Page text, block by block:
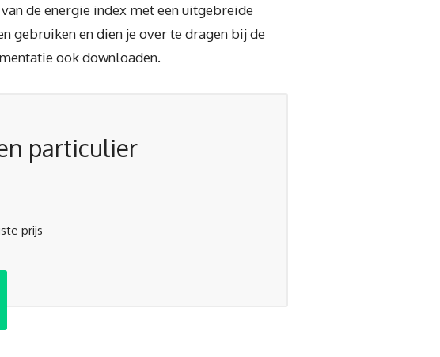
de energie index met een uitgebreide
gebruiken en dien je over te dragen bij de
ook downloaden.
particulier
prijs